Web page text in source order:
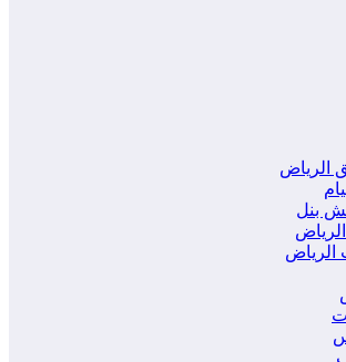
الرياض
بنل
الرياض